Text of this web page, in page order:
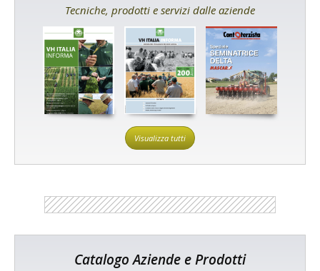
Tecniche, prodotti e servizi dalle aziende
Visualizza tutti
Catalogo Aziende e Prodotti